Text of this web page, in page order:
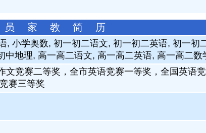
员 家 教 简 历
, 小学奥数, 初一初二语文, 初一初二英语, 初一初
中地理, 高一高二语文, 高一高二英语, 高一高二数
文竞赛二等奖，全市英语竞赛一等奖，全国英语
赛三等奖